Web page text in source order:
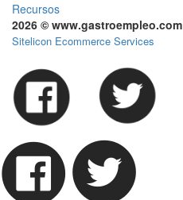
Recursos
2026 © www.gastroempleo.com
Sitelicon Ecommerce Services